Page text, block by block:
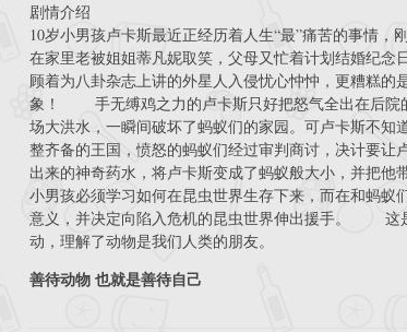
剧情介绍
10岁小男孩卢卡斯最近正经历着人生“最”痛苦的事情，
在家里老被姐姐蒂凡妮取笑，父母又忙着计划结婚纪念
顾着为八卦杂志上讲的外星人入侵忧心忡忡，更糟糕的
象！ 手无缚鸡之力的卢卡斯只好把怒气全出在后院
场大洪水，一瞬间破坏了蚂蚁们的家园。可卢卡斯不知
整齐备的王国，愤怒的蚂蚁们经过审判商讨，决计
出来的神奇药水，将卢卡斯变成了蚂蚁般大小，并把他
小男孩必须学习如何在昆虫世界生存下来，而在和蚂蚁
意义，并决定向陷入危机的昆虫世界伸出援手。 这
动，理解了动物是我们人类的朋友。
善待动物 也就是善待自己